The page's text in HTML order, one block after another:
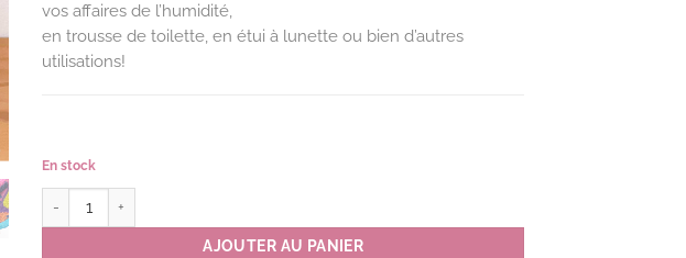
vos affaires de l’humidité,
en trousse de toilette, en étui à lunette ou bien d’autres
utilisations!
En stock
AJOUTER AU PANIER